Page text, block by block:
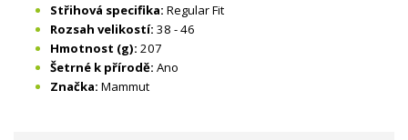
Střihová specifika: Regular Fit
Rozsah velikostí: 38 - 46
Hmotnost (g): 207
Šetrné k přírodě: Ano
Značka: Mammut